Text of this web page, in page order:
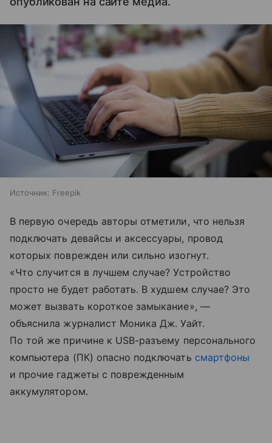
Источник: Freepik
В первую очередь авторы отметили, что нельзя
подключать девайсы и аксессуары, провод
которых поврежден или сильно изогнут.
«Что случится в лучшем случае? Устройство
просто не будет работать. В худшем случае? Это
может вызвать короткое замыкание», —
объяснила журналист Моника Дж. Уайт.
По той же причине к USB-разъему персонального
компьютера (ПК) опасно подключать смартфоны
и прочие гаджеты с поврежденным
аккумулятором.